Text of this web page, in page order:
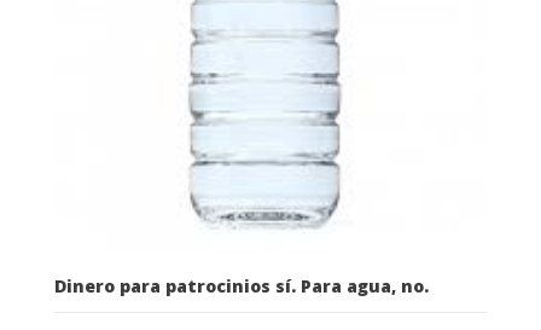
Dinero para patrocinios sí. Para agua, no.